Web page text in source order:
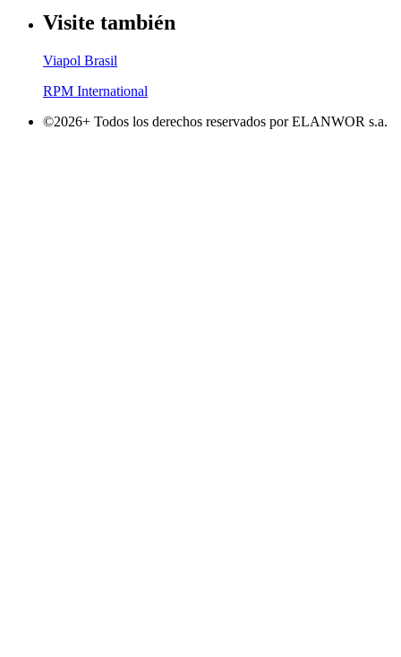
Visite también
Viapol Brasil
RPM International
©2026+ Todos los derechos reservados por ELANWOR s.a.